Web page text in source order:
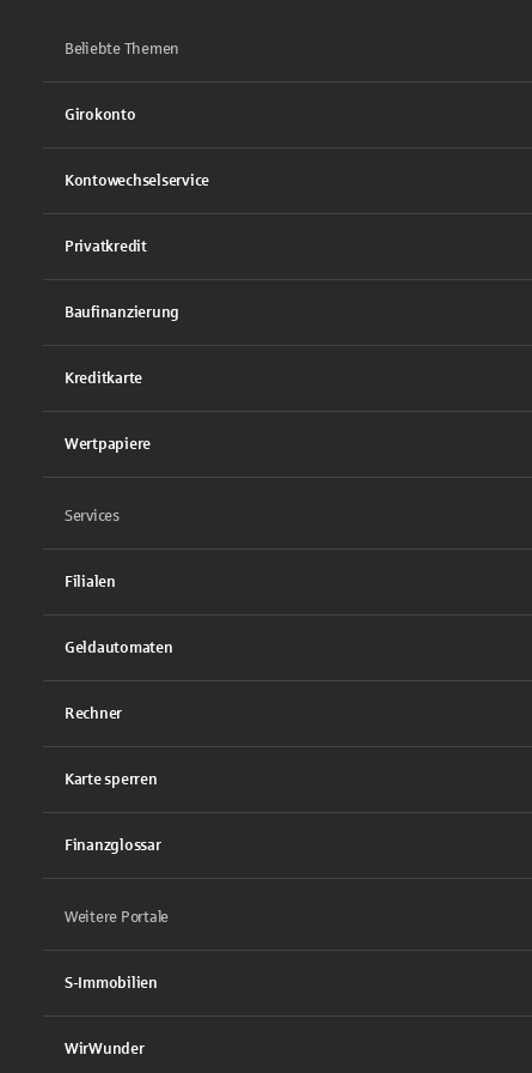
Beliebte Themen
Girokonto
Kontowechselservice
Privatkredit
Baufinanzierung
Kreditkarte
Wertpapiere
Services
Filialen
Geldautomaten
Rechner
Karte sperren
Finanzglossar
Weitere Portale
S-Immobilien
WirWunder